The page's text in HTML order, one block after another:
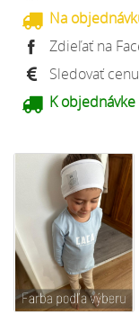
Na
Zdieľať na
Sledovať
K